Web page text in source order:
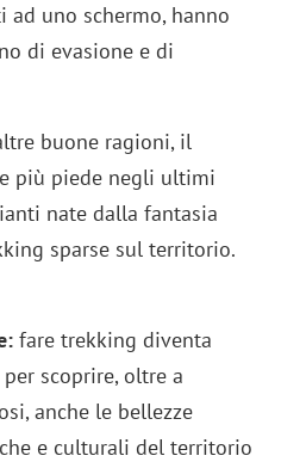
uno schermo, hanno
di evasione e di
buone ragioni, il
più piede negli ultimi
nate dalla fantasia
sparse sul territorio.
fare trekking diventa
scoprire, oltre a
anche le bellezze
e culturali del territorio